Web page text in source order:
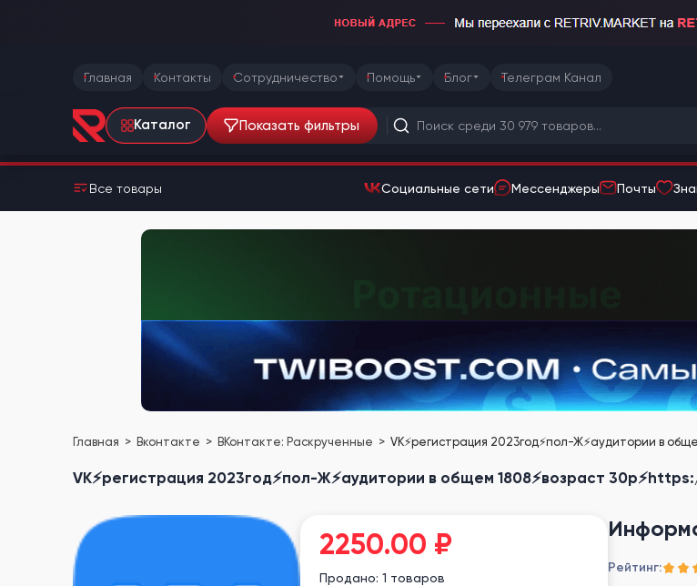
Главная Контакты Сотрудничество Помощь Блог Телеграм Канал
Каталог Показать фильтры
Все товары Социальные сети Мессенджеры Почты
Главная Вконтакте ВКонтакте: Раскрученные VK⚡️регистрация 2023год⚡️пол-Ж⚡️аудитории в
VK⚡️регистрация 2023год⚡️пол-Ж⚡️аудитории в общем 1808⚡️возраст
Рейтинг:
2250.00 ₽
Продано: 1 товаров